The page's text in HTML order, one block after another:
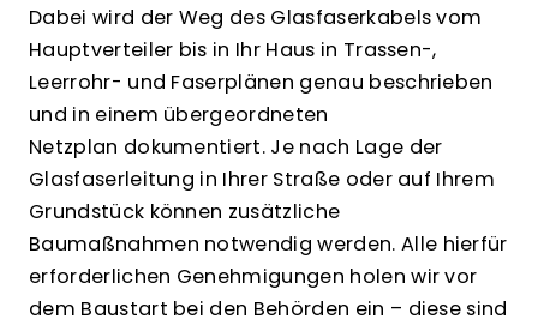
Dabei wird der Weg des Glasfaserkabels vom
Hauptverteiler bis in Ihr Haus in Trassen-,
Leerrohr- und Faserplänen genau beschrieben
und in einem übergeordneten
Netzplan dokumentiert. Je nach Lage der
Glasfaserleitung in Ihrer Straße oder auf Ihrem
Grundstück können zusätzliche
Baumaßnahmen notwendig werden. Alle hierfür
erforderlichen Genehmigungen holen wir vor
dem Baustart bei den Behörden ein – diese sind